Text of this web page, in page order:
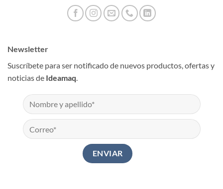
Newsletter
Suscríbete para ser notificado de nuevos productos, ofertas y
noticias de Ideamaq.